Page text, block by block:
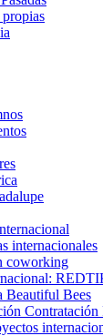
internacionales
coworking
Beautiful Bees
Contratación